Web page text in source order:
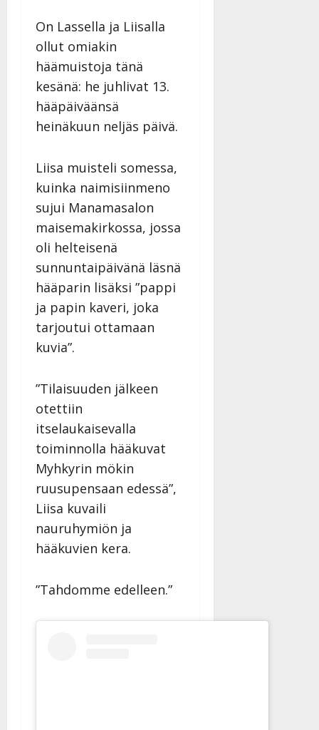
On Lassella ja Liisalla
ollut omiakin
häämuistoja tänä
kesänä: he juhlivat 13.
hääpäiväänsä
heinäkuun neljäs päivä.
Liisa muisteli somessa,
kuinka naimisiinmeno
sujui Manamasalon
maisemakirkossa, jossa
oli helteisenä
sunnuntaipäivänä läsnä
hääparin lisäksi ”pappi
ja papin kaveri, joka
tarjoutui ottamaan
kuvia”.
”Tilaisuuden jälkeen
otettiin
itselaukaisevalla
toiminnolla hääkuvat
Myhkyrin mökin
ruusupensaan edessä”,
Liisa kuvaili
nauruhymiön ja
hääkuvien kera.
”Tahdomme edelleen.”